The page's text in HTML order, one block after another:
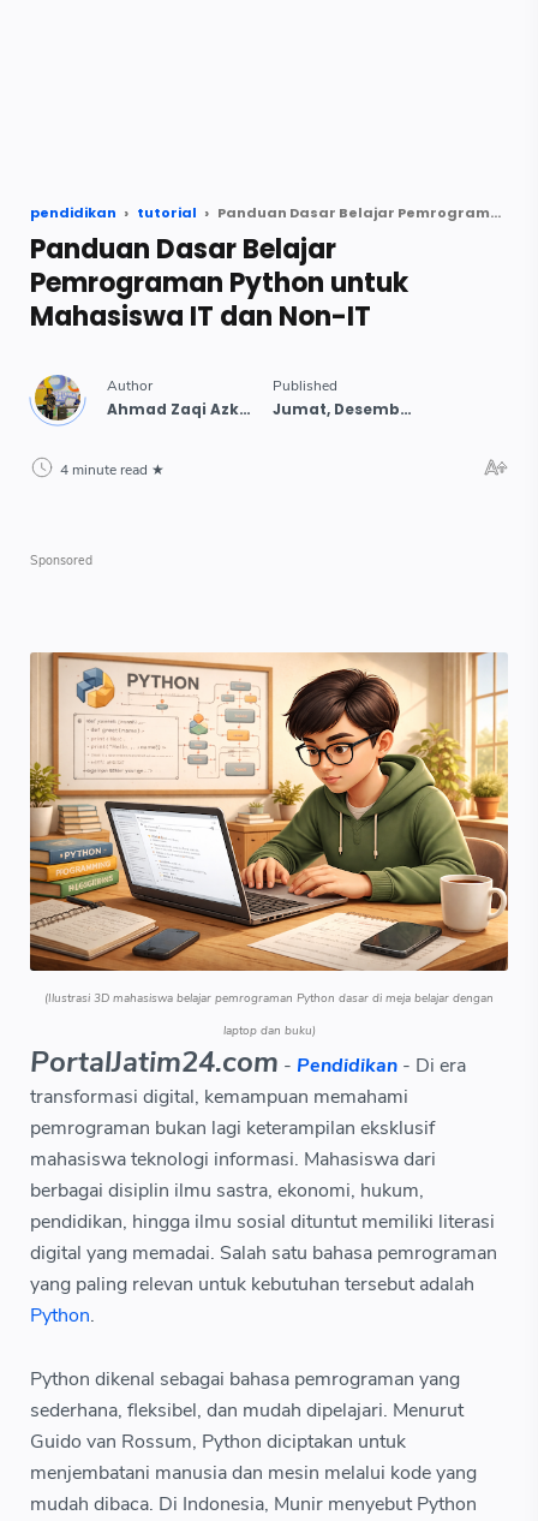
pendidikan tutorial Panduan Dasar Belajar Pemrograman Python untuk Mahasiswa IT dan Non-IT
Panduan Dasar Belajar
Pemrograman Python untuk
Mahasiswa IT dan Non-IT
4 minute read
(Ilustrasi 3D mahasiswa belajar pemrograman Python dasar di meja belajar dengan
laptop dan buku)
PortalJatim24.com - Pendidikan - Di era
transformasi digital, kemampuan memahami
pemrograman bukan lagi keterampilan eksklusif
mahasiswa teknologi informasi. Mahasiswa dari
berbagai disiplin ilmu sastra, ekonomi, hukum,
pendidikan, hingga ilmu sosial dituntut memiliki literasi
digital yang memadai. Salah satu bahasa pemrograman
yang paling relevan untuk kebutuhan tersebut adalah
Python.
Python dikenal sebagai bahasa pemrograman yang
sederhana, fleksibel, dan mudah dipelajari. Menurut
Guido van Rossum, Python diciptakan untuk
menjembatani manusia dan mesin melalui kode yang
mudah dibaca. Di Indonesia, Munir menyebut Python